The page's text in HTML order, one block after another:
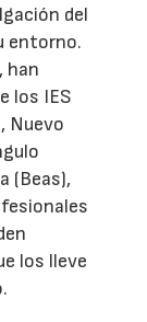
del
entorno.
han
los IES
Nuevo
(Beas),
los lleve